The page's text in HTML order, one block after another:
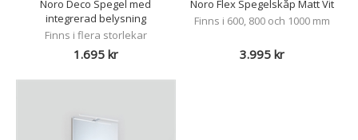
Noro Deco Spegel med
integrerad belysning
Finns i flera storlekar
1.695 kr
Noro Flex Spegelskåp Matt Vit
Finns i 600, 800 och 1000 mm
3.995 kr